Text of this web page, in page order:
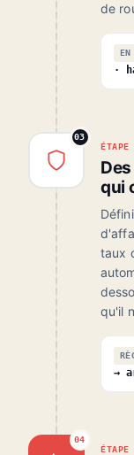
de
·
03
ÉTAPE
qui
taux
qu'il
→
04
ÉTAPE